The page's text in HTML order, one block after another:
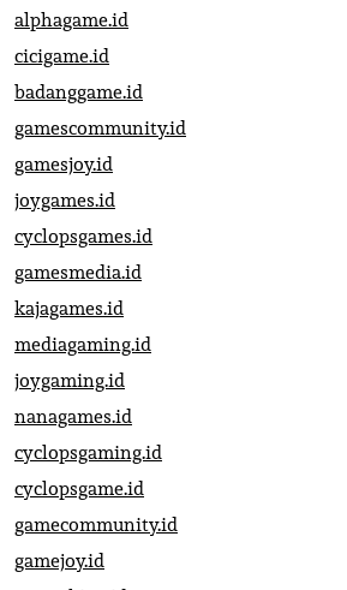
alphagame.id
cicigame.id
badanggame.id
gamescommunity.id
gamesjoy.id
joygames.id
cyclopsgames.id
gamesmedia.id
kajagames.id
mediagaming.id
joygaming.id
nanagames.id
cyclopsgaming.id
cyclopsgame.id
gamecommunity.id
gamejoy.id